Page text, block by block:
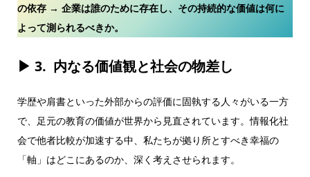
の依存 → 企業は誰のために存在し、その持続的な価値は何に
よって測られるべきか。
▶ 3. 内なる価値観と社会の物差し
学歴や肩書といった外部からの評価に固執する人々がいる一方
で、足元の教育の価値が世界から見直されています。情報化社
会で他者比較が加速する中、私たちが拠り所とすべき幸福の
「軸」はどこにあるのか、深く考えさせられます。